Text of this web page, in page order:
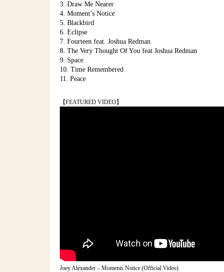
3. Draw Me Nearer
4. Moment’s Notice
5. Blackbird
6. Eclipse
7. Fourteen feat. Joshua Redman
8. The Very Thought Of You feat Joshua Redman
9. Space
10. Time Remembered
11. Peace
【FEATURED VIDEO】
Joey Alexander – Moments Notice (Official Video)